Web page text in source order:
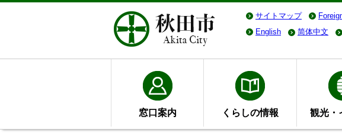
サイトマップ
English
简体中文
窓口案内 くらしの情報 観光・